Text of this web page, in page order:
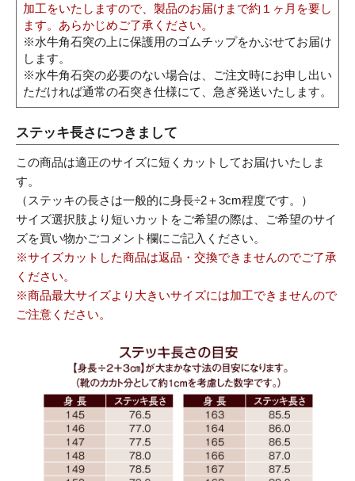
加工をいたしますので、製品のお届けまで約１ヶ月を要し
ます。あらかじめご了承ください。
※水牛角石突の上に保護用のゴムチップをかぶせてお届け
します。
※水牛角石突の必要のない場合は、ご注文時にお申し出い
ただければ通常の石突き仕様にて、急ぎ発送いたします。
ステッキ長さにつきまして
この商品は適正のサイズに短くカットしてお届けいたしま
す。
（ステッキの長さは一般的に身長÷2＋3cm程度です。）
サイズ選択肢より短いカットをご希望の際は、ご希望のサイ
ズを買い物かごコメント欄にご記入ください。
※サイズカットした商品は返品・交換できませんのでご了承
ください。
※商品最大サイズより大きいサイズには加工できませんので
ご注意ください。